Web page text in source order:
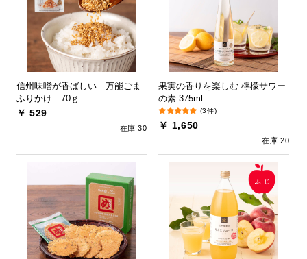
信州味噌が香ばしい 万能ごま
ふりかけ 70ｇ
￥ 529
在庫 30
果実の香りを楽しむ 檸檬サワー
の素 375ml
(3件)
￥ 1,650
在庫 20